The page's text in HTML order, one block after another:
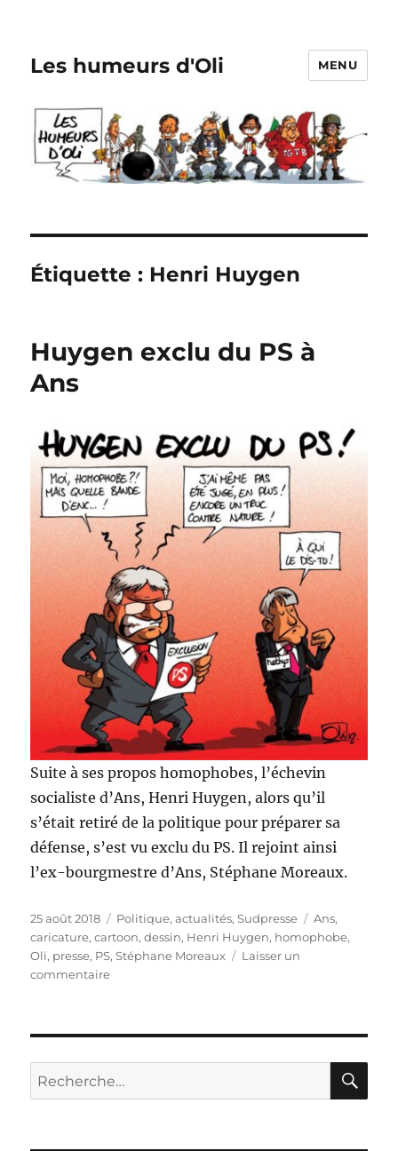
Les humeurs d'Oli MENU
Étiquette : Henri Huygen
Huygen exclu du PS à
Ans
Suite à ses propos homophobes, l’échevin
socialiste d’Ans, Henri Huygen, alors qu’il
s’était retiré de la politique pour préparer sa
défense, s’est vu exclu du PS. Il rejoint ainsi
l’ex-bourgmestre d’Ans, Stéphane Moreaux.
Publié
le
25 août 2018 Catégories
Politique, actualités,Sudpresse Étiquettes
Ans,
caricature,cartoon,dessin, Henri Huygen, homophobe,
Oli, presse, PS,Stéphane Moreaux
Laisser un
commentairesur
à
Ans
Recherche
pour :